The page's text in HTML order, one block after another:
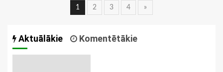
Ziņu
1 2 3 4 »
Aktuālākie Komentētākie